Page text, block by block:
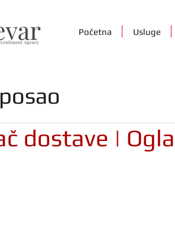
Početna Usluge
dostave |